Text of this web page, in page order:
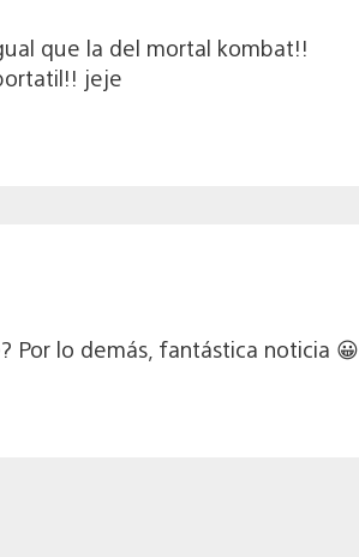
que la del mortal kombat!!
jeje
Por lo demás, fantástica noticia 😀